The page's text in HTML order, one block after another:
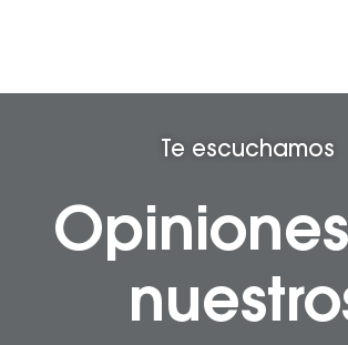
Te escuchamos